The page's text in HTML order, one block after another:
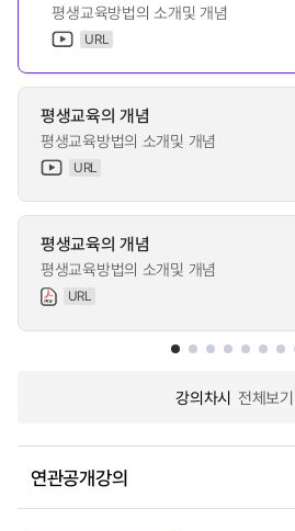
평생교육방법의 소개및 개념
URL
평생교육의 개념
평생교육방법의 소개및 개념
URL
평생교육의 개념
평생교육방법의 소개및 개념
URL
강의차시 전체보기
연관공개강의